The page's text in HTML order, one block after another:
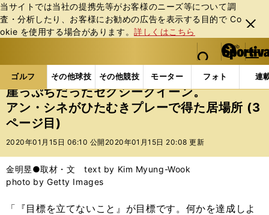
当サイトでは当社の提携先等がお客様のニーズ等について調
査・分析したり、お客様にお勧めの広告を表⽰する⽬的で Co
okie を使⽤する場合があります。詳しくはこちら
閉じ
る
web Sportiva (webスポルティーバ)
検索
マイペ
ー
ジ
メニュ
ゴルフ その他球技 その他競技 モーター フォト 連
ス
ポ
ル
テ
ー
バ
ゴルフの記事一覧 ゴルフ 女子ゴルフ 崖っぷち
崖っぷちだったセクシークイーン。
アン・シネがひたむきプレーで得た居場所 (3
ページ目)
2020年01月15日 06:10 公開 2020年01月15日 20:08 更新
金明昱●取材・文 text by Kim Myung-Wook
photo by Getty Images
「『目標を立てないこと』が目標です。何かを達成しよ